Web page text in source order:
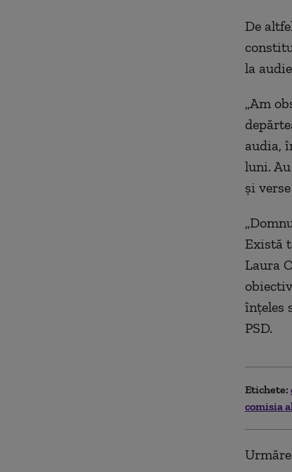
De
la
„Am
audia,
luni.
şi
„
Există
Laura
înțeles
PSD.
Etichete:
comisia